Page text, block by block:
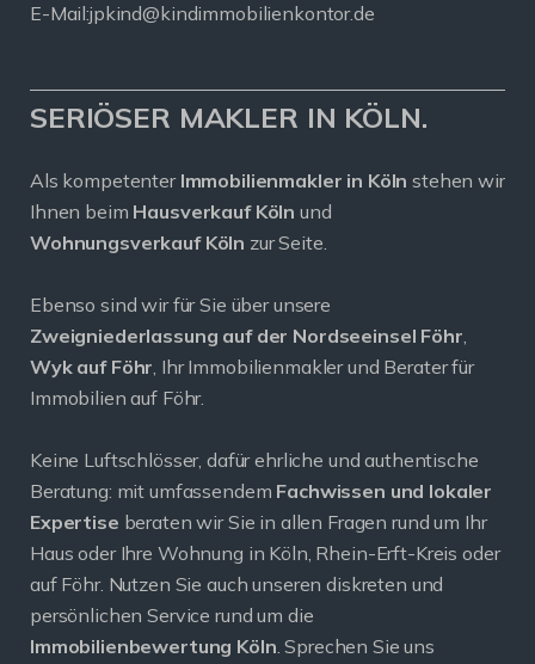
E-Mail:jpkind@kindimmobilienkontor.de
SERIÖSER MAKLER IN KÖLN.
Als kompetenter Immobilienmakler in Köln stehen wir
Ihnen beim Hausverkauf Köln und
Wohnungsverkauf Köln zur Seite.
Ebenso sind wir für Sie über unsere
Zweigniederlassung auf der Nordseeinsel Föhr,
Wyk auf Föhr, Ihr Immobilienmakler und Berater für
Immobilien auf Föhr.
Keine Luftschlösser, dafür ehrliche und authentische
Beratung: mit umfassendem Fachwissen und lokaler
Expertise beraten wir Sie in allen Fragen rund um Ihr
Haus oder Ihre Wohnung in Köln, Rhein-Erft-Kreis oder
auf Föhr. Nutzen Sie auch unseren diskreten und
persönlichen Service rund um die
Immobilienbewertung Köln. Sprechen Sie uns